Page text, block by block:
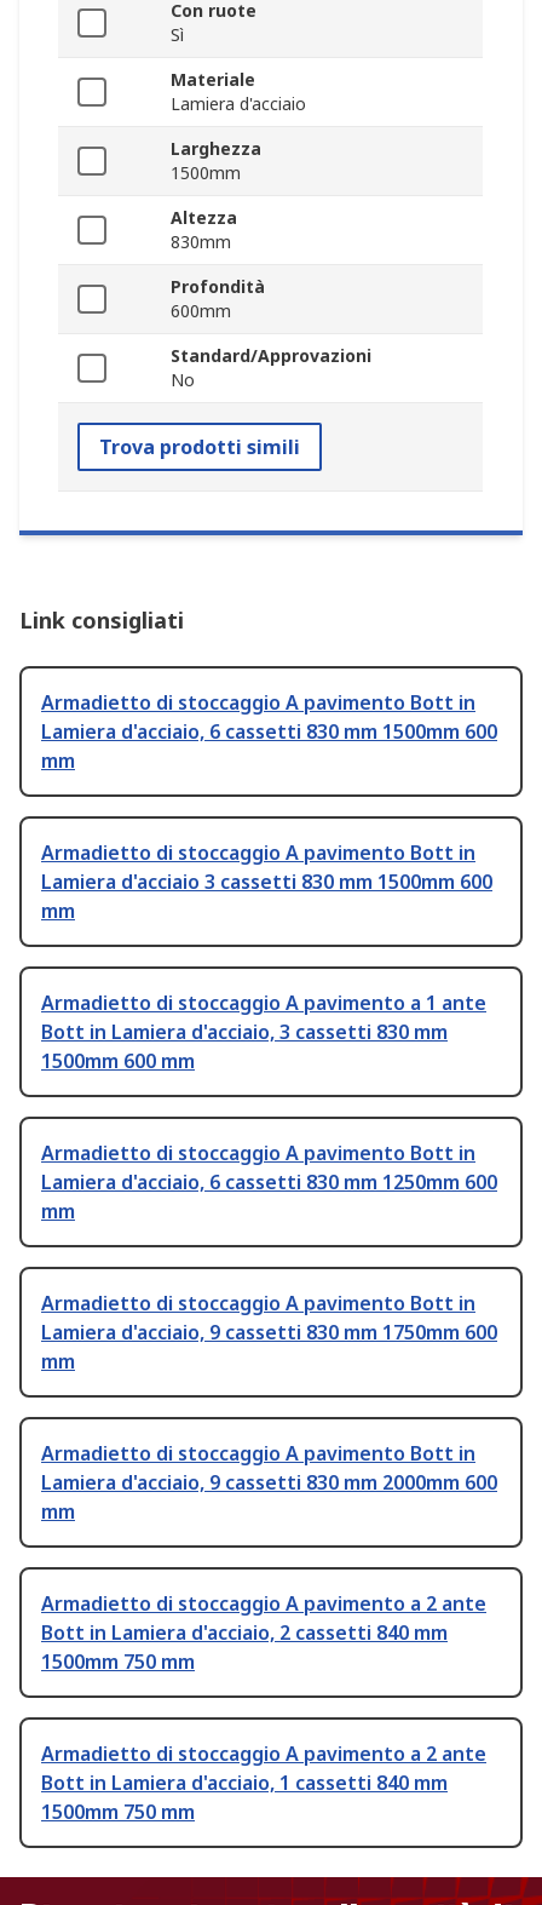
Con ruote
Sì
Materiale
Lamiera d'acciaio
Larghezza
1500mm
Altezza
830mm
Profondità
600mm
Standard/Approvazioni
No
Trova prodotti simili
Link consigliati
Armadietto di stoccaggio A pavimento Bott in
Lamiera d'acciaio, 6 cassetti 830 mm 1500mm 600
mm
Armadietto di stoccaggio A pavimento Bott in
Lamiera d'acciaio 3 cassetti 830 mm 1500mm 600
mm
Armadietto di stoccaggio A pavimento a 1 ante
Bott in Lamiera d'acciaio, 3 cassetti 830 mm
1500mm 600 mm
Armadietto di stoccaggio A pavimento Bott in
Lamiera d'acciaio, 6 cassetti 830 mm 1250mm 600
mm
Armadietto di stoccaggio A pavimento Bott in
Lamiera d'acciaio, 9 cassetti 830 mm 1750mm 600
mm
Armadietto di stoccaggio A pavimento Bott in
Lamiera d'acciaio, 9 cassetti 830 mm 2000mm 600
mm
Armadietto di stoccaggio A pavimento a 2 ante
Bott in Lamiera d'acciaio, 2 cassetti 840 mm
1500mm 750 mm
Armadietto di stoccaggio A pavimento a 2 ante
Bott in Lamiera d'acciaio, 1 cassetti 840 mm
1500mm 750 mm